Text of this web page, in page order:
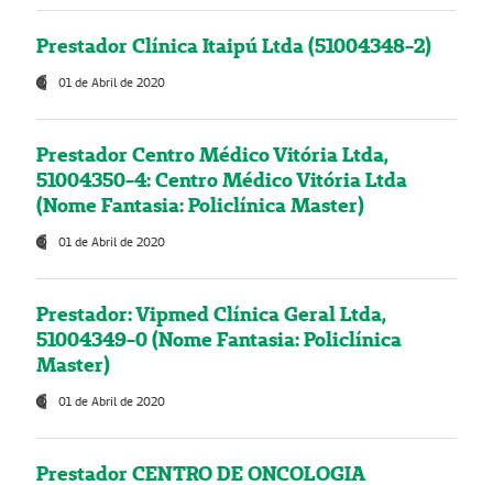
Prestador Clínica Itaipú Ltda (51004348-2)
01 de Abril de 2020
Prestador Centro Médico Vitória Ltda,
51004350-4: Centro Médico Vitória Ltda
(Nome Fantasia: Policlínica Master)
01 de Abril de 2020
Prestador: Vipmed Clínica Geral Ltda,
51004349-0 (Nome Fantasia: Policlínica
Master)
01 de Abril de 2020
Prestador CENTRO DE ONCOLOGIA